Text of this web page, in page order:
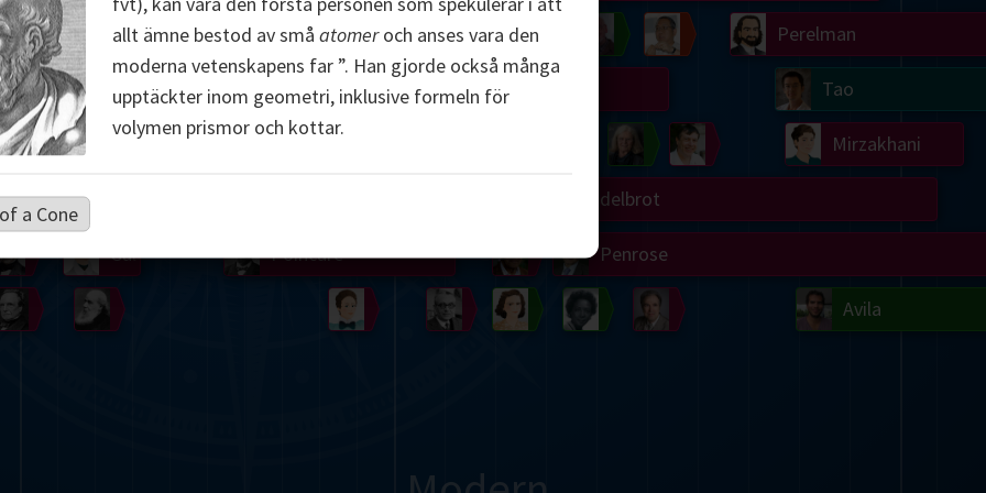
Avila
Mirzakhani
Tao
Perelman
Bourgain
Yau
Matiyasevich
Uhlenbeck
Langlands
Easley
Penrose
Mandelbrot
Wilkins
Robinson
Blackwell
Turing
Chern
Gödel
Escher
Cox
Noether
Russell
Poincaré
Kovalevskaya
Dedekind
Riemann
Nightingale
Sylvester
Galois
Jacobi
Bolyai
Abel
Babbage
Möbius
Cauchy
Somerville
allt ämne bestod av små atomeroch anses vara den
moderna vetenskapens far ”. Han gjorde också många
upptäckter inom geometri, inklusive formeln för
volymen prismor och kottar.
a Cone